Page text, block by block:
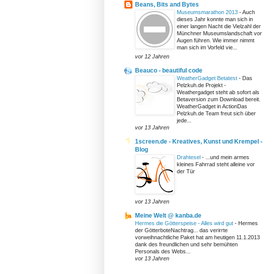
Beans, Bits and Bytes
Museumsmarathon 2013 -Auch
dieses Jahr konnte man sich in
einer langen Nacht die Vielzahl der
Münchner Museumslandschaft vor
Augen führen. Wie immer nimmt
man sich im Vorfeld vie...
vor 12 Jahren
Beauco - beautiful code
WeatherGadget Betatest - Das
Pelzkuh.de Projekt -
Weathergadget steht ab sofort als
Betaversion zum Download bereit.
WeatherGadget in ActionDas
Pelzkuh.de Team freut sich über
jede...
vor 13 Jahren
1screen.de - Kreatives, Kunst und Krempel -
Blog
Drahtesel -
...und mein armes
kleines Fahrrad steht alleine vor
der Tür
vor 13 Jahren
Meine Welt @ kanba.de
Hermes die Götterspeise - Alles wird gut - Hermes
der GötterboteNachtrag... das verirrte
vorweihnachtliche Paket hat am heutigen 11.1.2013
dank des freundlichen und sehr bemühten
Personals des Webs...
vor 13 Jahren